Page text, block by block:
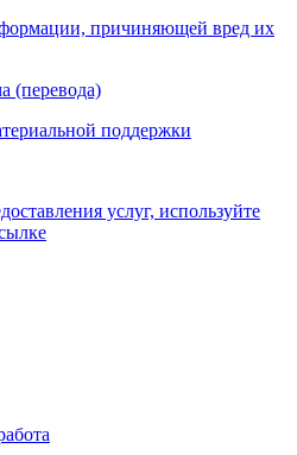
причиняющей вред их
(перевода)
поддержки
услуг, используйте